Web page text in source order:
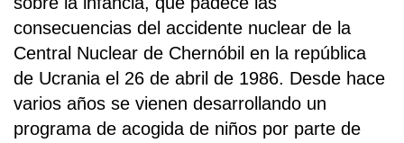
consecuencias del accidente nuclear de la
Central Nuclear de Chernóbil en la república
de Ucrania el 26 de abril de 1986. Desde hace
varios años se vienen desarrollando un
programa de acogida de niños por parte de